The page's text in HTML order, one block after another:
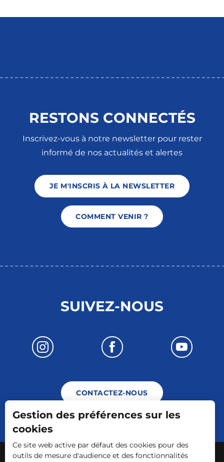
RESTONS CONNECTÉS
Inscrivez-vous à notre newsletter pour rester
informé de nos actualités et alertes
JE M'INSCRIS À LA NEWSLETTER
COMMENT VENIR ?
SUIVEZ-NOUS
CONTACTEZ-NOUS
Mentions légales - Plan du site - CGV -
Gestion des préférences sur les
cookies
Ce site web active par défaut des cookies pour des
outils de mesure d'audience et des fonctionnalités